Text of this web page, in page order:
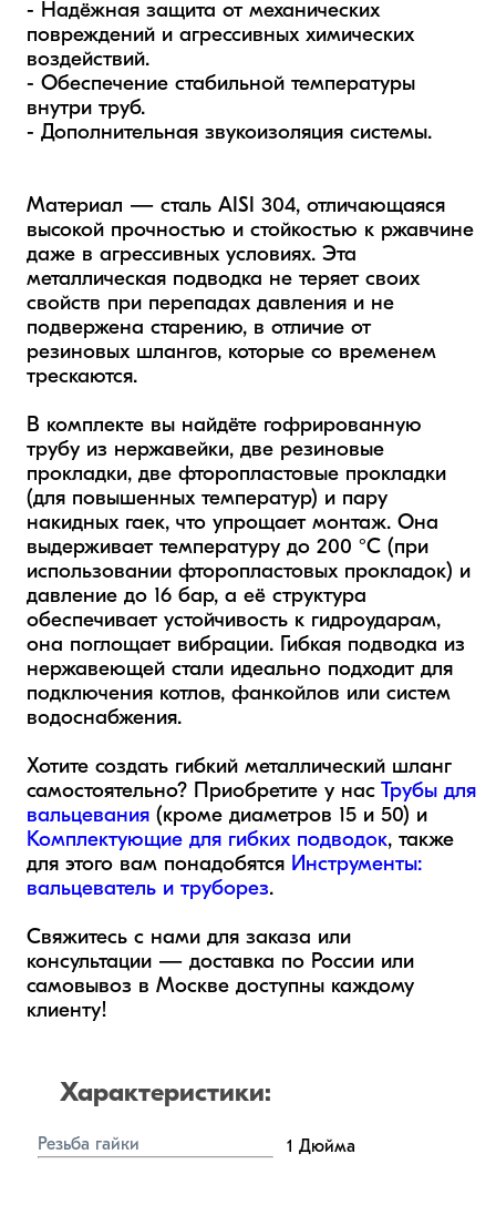
- Надёжная защита от механических
повреждений и агрессивных химических
воздействий.
- Обеспечение стабильной температуры
внутри труб.
- Дополнительная звукоизоляция системы.
Материал — сталь AISI 304, отличающаяся
высокой прочностью и стойкостью к ржавчине
даже в агрессивных условиях. Эта
металлическая подводка не теряет своих
свойств при перепадах давления и не
подвержена старению, в отличие от
резиновых шлангов, которые со временем
трескаются.
В комплекте вы найдёте гофрированную
трубу из нержавейки, две резиновые
прокладки, две фторопластовые прокладки
(для повышенных температур) и пару
накидных гаек, что упрощает монтаж. Она
выдерживает температуру до 200 °C (при
использовании фторопластовых прокладок) и
давление до 16 бар, а её структура
обеспечивает устойчивость к гидроударам,
она поглощает вибрации. Гибкая подводка из
нержавеющей стали идеально подходит для
подключения котлов, фанкойлов или систем
водоснабжения.
Хотите создать гибкий металлический шланг
самостоятельно? Приобретите у нас Трубы для
вальцевания
(кроме диаметров 15 и 50) и
Комплектующие для гибких подводок, также
для этого вам понадобятся Инструменты:
вальцеватель и труборез.
Свяжитесь с нами для заказа или
консультации — доставка по России или
самовывоз в Москве доступны каждому
клиенту!
Характеристики:
Резьба гайки 1 Дюйма